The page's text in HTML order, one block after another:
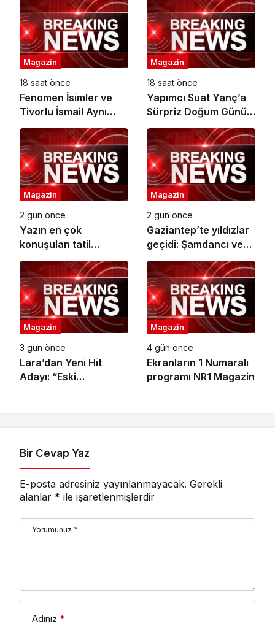
Magazin
18 saat önce
Fenomen İsimler ve
Tivorlu İsmail Aynı
Filmde Buluştu!
‘Kozalak Devri’ 7
Ağustos’ta Vizyonda
Magazin
18 saat önce
Yapımcı Suat Yanç’a
Sürpriz Doğum Günü
Kutlaması!
Magazin
2 gün önce
Yazın en çok
konuşulan tatil
kareleri bu sezon
Ethno Belek’ten geldi
Magazin
2 gün önce
Gaziantep’te yıldızlar
geçidi: Şamdancı ve
By Mustafa açılışı ile
Green Park’ta
görkemli gala
Magazin
3 gün önce
Lara’dan Yeni Hit
Adayı: “Eski
Magazin
4 gün önce
Ekranların 1 Numaralı
programı NR1 Magazin
Bir Cevap Yaz
E-posta adresiniz yayınlanmayacak. Gerekli
alanlar * ile işaretlenmişlerdir
Yorumunuz *
Adınız *